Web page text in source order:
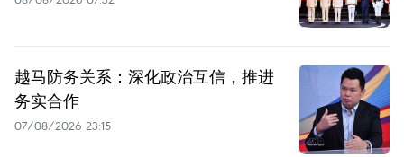
越马防务关系：深化政治互信，推进
务实合作
07/08/2026 23:15